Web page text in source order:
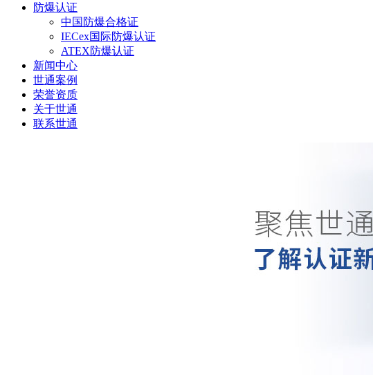
防爆认证
中国防爆合格证
IECex国际防爆认证
ATEX防爆认证
新闻中心
世通案例
荣誉资质
关于世通
联系世通